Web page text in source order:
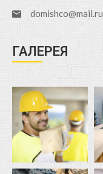
domishco@mail.ru
ГАЛЕРЕЯ